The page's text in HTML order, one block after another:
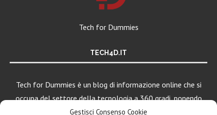
Gestisci Consenso Cookie
Tech for Dummies
TECH4D.IT
Tech for Dummies è un blog di informazione online che si
occupa del settore della tecnologia a 360 gradi, ponendo
una particolare attenzione al mondo Android, Apple e